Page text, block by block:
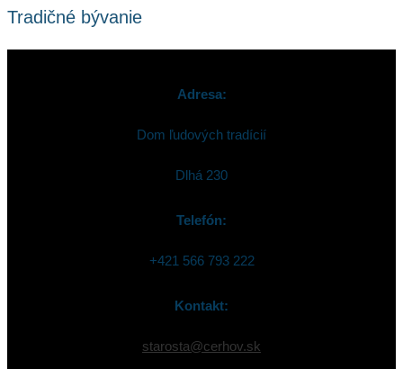
Tradičné bývanie
Adresa:
Dom ľudových tradícií
Dlhá 230
Telefón:
+421 566 793 222
Kontakt:
starosta@cerhov.sk